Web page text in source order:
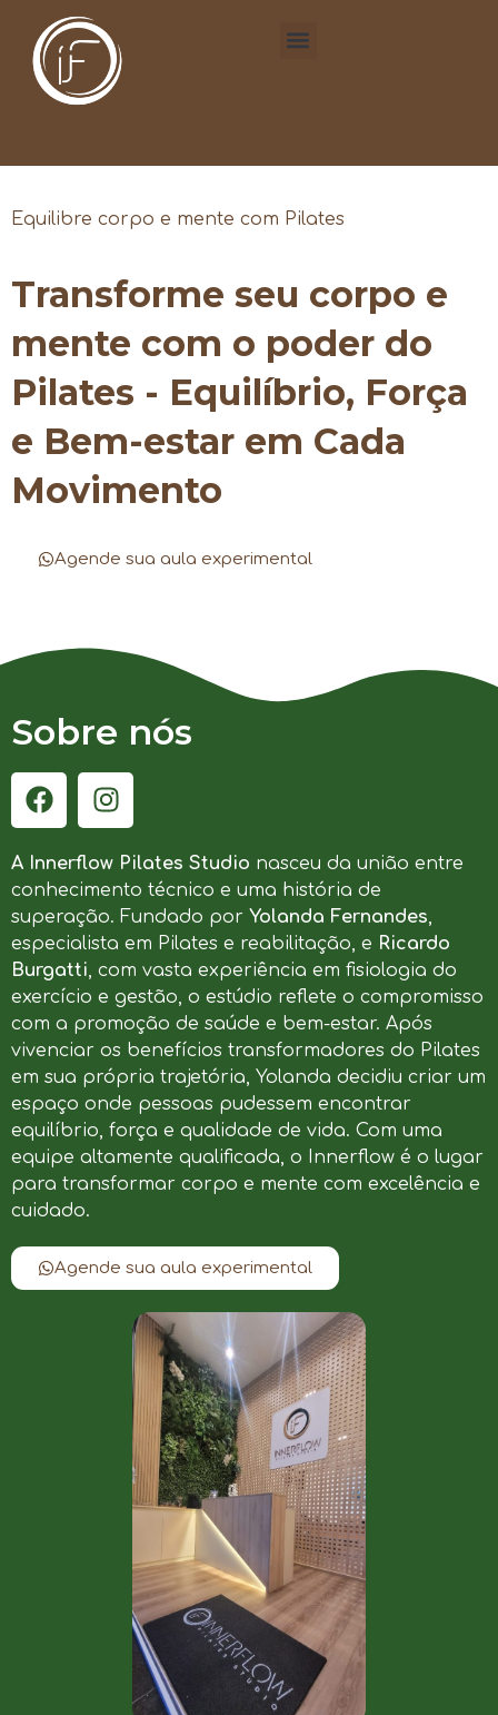
Equilibre corpo e mente com Pilates
Transforme seu corpo e
mente com o poder do
Pilates - Equilíbrio, Força
e Bem-estar em Cada
Movimento
Agende sua aula experimental
Sobre nós
A Innerflow Pilates Studio nasceu da união entre
conhecimento técnico e uma história de
superação. Fundado por Yolanda Fernandes,
especialista em Pilates e reabilitação, e Ricardo
Burgatti, com vasta experiência em fisiologia do
exercício e gestão, o estúdio reflete o compromisso
com a promoção de saúde e bem-estar. Após
vivenciar os benefícios transformadores do Pilates
em sua própria trajetória, Yolanda decidiu criar um
espaço onde pessoas pudessem encontrar
equilíbrio, força e qualidade de vida. Com uma
equipe altamente qualificada, o Innerflow é o lugar
para transformar corpo e mente com excelência e
cuidado.
Agende sua aula experimental